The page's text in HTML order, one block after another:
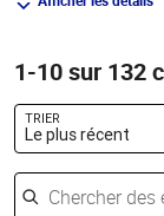
1-10 sur 132
TRIER
Le plus récent
Chercher des